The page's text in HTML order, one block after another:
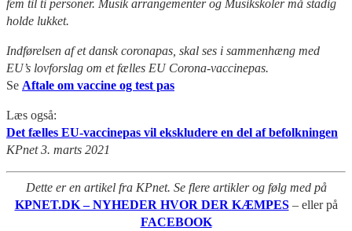
fem til ti personer. Musik arrangementer og Musikskoler må stadig
holde lukket.
Indførelsen af et dansk coronapas, skal ses i sammenhæng med
EU’s lovforslag om et fælles EU Corona-vaccinepas.
Se Aftale om vaccine og test pas
Læs også:
Det fælles EU-vaccinepas vil ekskludere en del af befolkningen
KPnet 3. marts 2021
Dette er en artikel fra KPnet. Se flere artikler og følg med på
KPNET.DK – NYHEDER HVOR DER KÆMPES – eller på
FACEBOOK